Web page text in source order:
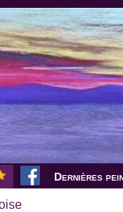
Dernières